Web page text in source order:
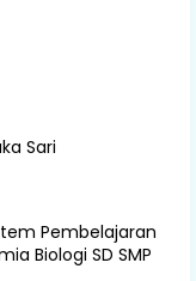
Sari
Pembelajaran
Biologi SD SMP